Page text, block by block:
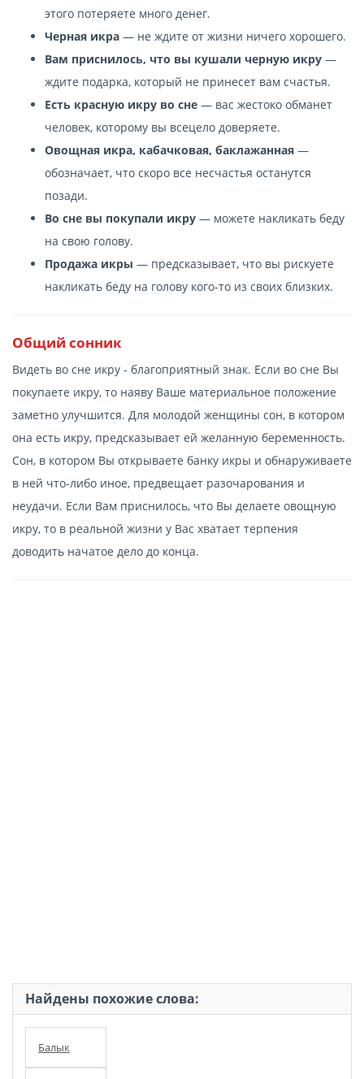
этого потеряете много денег.
Черная икра — не ждите от жизни ничего хорошего.
Вам приснилось, что вы кушали черную икру —
ждите подарка, который не принесет вам счастья.
Есть красную икру во сне — вас жестоко обманет
человек, которому вы всецело доверяете.
Овощная икра, кабачковая, баклажанная —
обозначает, что скоро все несчастья останутся
позади.
Во сне вы покупали икру — можете накликать беду
на свою голову.
Продажа икры — предсказывает, что вы рискуете
накликать беду на голову кого-то из своих близких.
Общий сонник
Видеть во сне икру - благоприятный знак. Если во сне Вы
покупаете икру, то наяву Ваше материальное положение
заметно улучшится. Для молодой женщины сон, в котором
она есть икру, предсказывает ей желанную беременность.
Сон, в котором Вы открываете банку икры и обнаруживаете
в ней что-либо иное, предвещает разочарования и
неудачи. Если Вам приснилось, что Вы делаете овощную
икру, то в реальной жизни у Вас хватает терпения
доводить начатое дело до конца.
Найдены похожие слова:
Балык